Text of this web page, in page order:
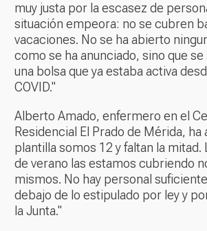
muy justa por la escasez de
situación empeora: no se cubren
vacaciones. No se ha abierto
como se ha anunciado, sino que
una bolsa que ya estaba activa
COVID."
Alberto Amado, enfermero en el
Residencial El Prado de Mérida, ha
plantilla somos 12 y faltan la mitad.
de verano las estamos cubriendo
mismos. No hay personal
debajo de lo estipulado por ley y
la Junta."